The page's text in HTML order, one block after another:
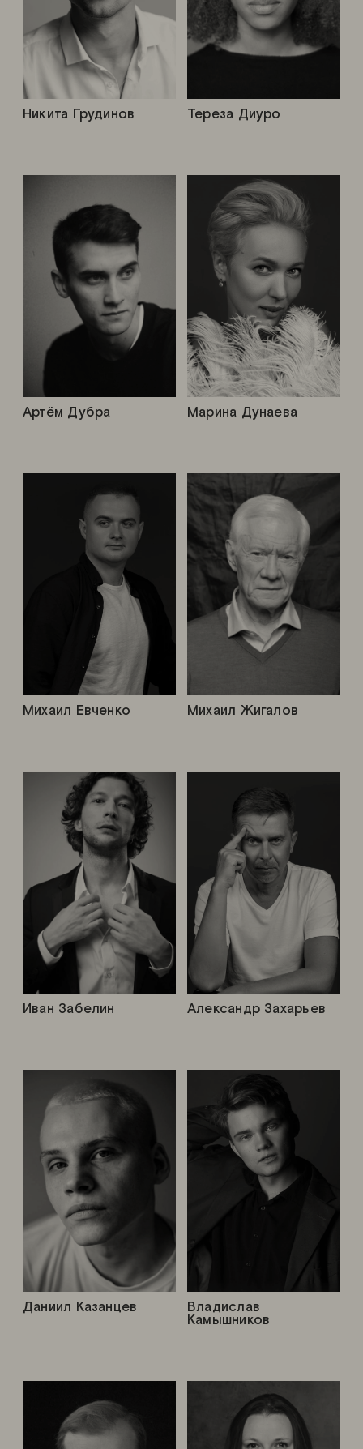
Артём Дубра
Иван Забелин
Михаил Жигалов
Тереза Диуро
Даниил Казанцев
Никита Грудинов
Александр Захарьев
Михаил Евченко
Владислав
Камышников
Марина Дунаева